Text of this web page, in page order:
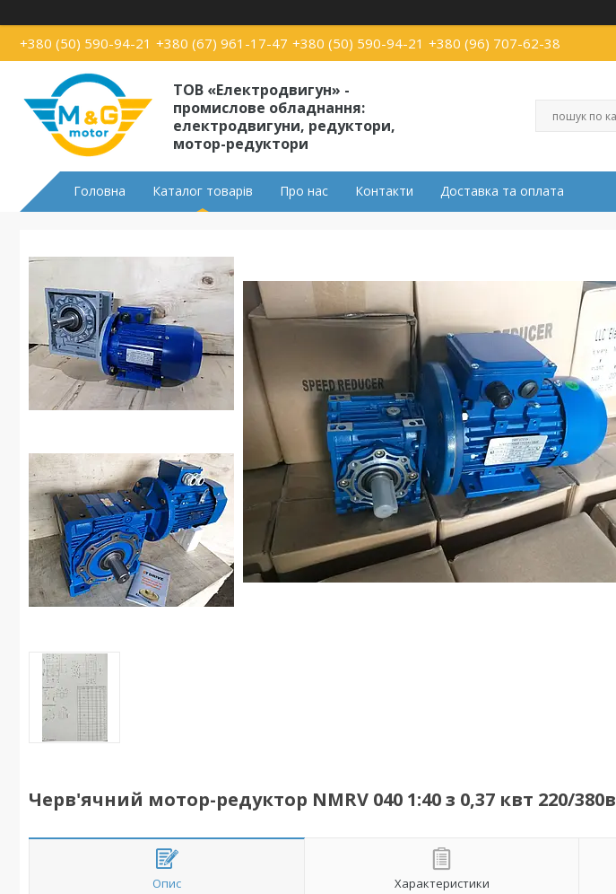
+380 (50) 590-94-21 +380 (67) 961-17-47 +380 (50) 590-94-21 +380 (96) 707-62-38
ТОВ «Електродвигун» -
промислове обладнання:
електродвигуни, редуктори,
мотор-редуктори
Головна Каталог товарів Про нас Контакти Доставка та оплата
Черв'ячний мотор-редуктор NMRV 040 1:40 з 0,37 квт 220/380в
Опис Характеристики